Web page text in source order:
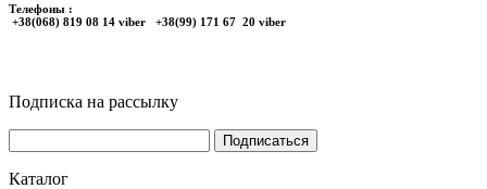
Телефоны :
+38(068) 819 08 14 viber +38(99) 171 67 20 viber
Подписка на рассылку
Каталог